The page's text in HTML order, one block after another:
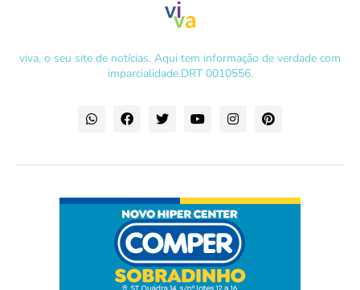
viva, o seu site de notícias. Aqui tem informação de verdade com
imparcialidade.DRT 0010556.